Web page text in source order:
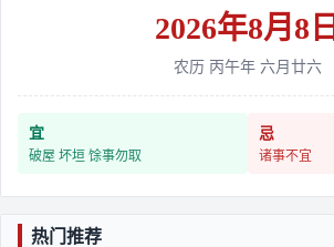
2026年8月8日
农历 丙午年 六月廿六
宜
破屋 坏垣 馀事勿取
忌
诸事不宜
热门推荐